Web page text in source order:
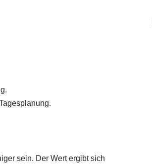
sein. Der Wert ergibt sich